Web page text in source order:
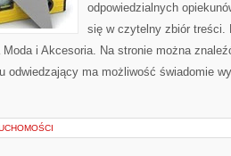
odpowiedzialnych
się w czytelny zbiór treści.
i Akcesoria. Na stronie można
odwiedzający ma możliwość świadomie